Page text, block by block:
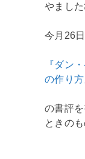
やまし
今月26
『ダン
の作り方
の書評
ときのも